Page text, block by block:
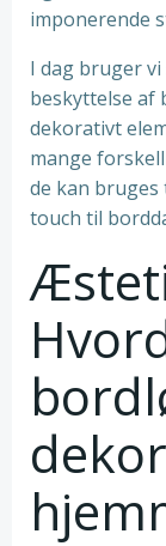
imponerende
I dag bruger
beskyttelse af
dekorativt
mange
de kan
touch til